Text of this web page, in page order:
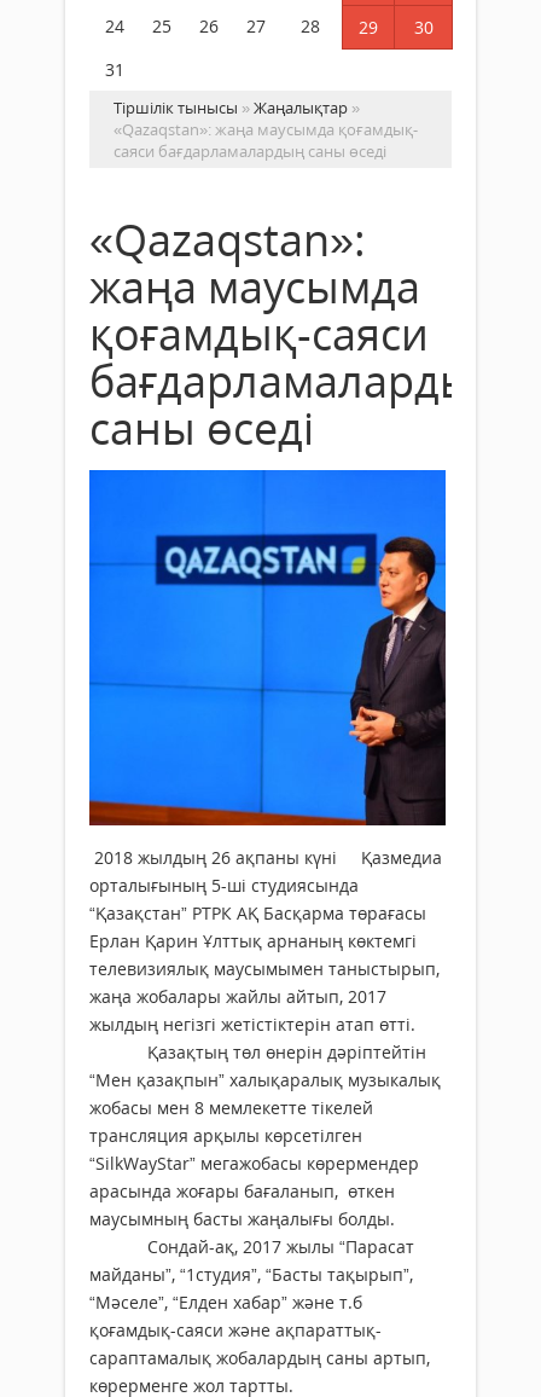
24
25 26 27 28 29
30
31
Тіршілік тынысы »Жаңалықтар »
«Qazaqstan»: жаңа маусымда қоғамдық-
саяси бағдарламалардың саны өседі
«Qazaqstan»:
жаңа маусымда
қоғамдық-саяси
бағдарламалардың
саны өседі
2018 жылдың 26 ақпаны күні
Қазмедиа
орталығының 5-ші студиясында
“Қазақстан” РТРК АҚ Басқарма төрағасы
Ерлан Қарин Ұлттық арнаның көктемгі
телевизиялық маусымымен таныстырып,
жаңа жобалары жайлы айтып, 2017
жылдың негізгі жетістіктерін атап өтті.
Қазақтың төл өнерін дәріптейтін
“Мен қазақпын” халықаралық музыкалық
жобасы мен 8 мемлекетте тікелей
трансляция арқылы көрсетілген
“SilkWayStar” мегажобасы көрермендер
арасында жоғары бағаланып, өткен
маусымның басты жаңалығы болды.
Сондай-ақ, 2017 жылы “Парасат
майданы”, “1студия”, “Басты тақырып”,
“Мәселе”, “Елден хабар” және т.б
қоғамдық-саяси және ақпараттық-
сараптамалық жобалардың саны артып,
көрерменге жол тартты.